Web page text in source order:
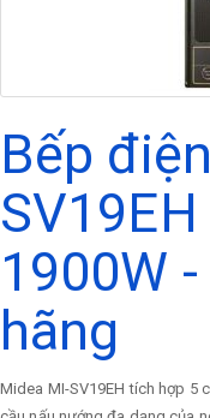
Bếp
1900W
hãng
Midea MI-SV19EH tích hợp 5